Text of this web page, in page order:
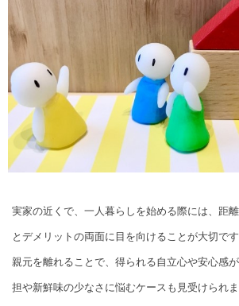
実家の近くで、一人暮らしを始める際には、距
とデメリットの両面に目を向けることが大切です
親元を離れることで、得られる自立心や安心感
担や新鮮味の少なさに悩むケースも見受けられま